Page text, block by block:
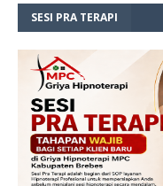
SESI PRA TERAPI